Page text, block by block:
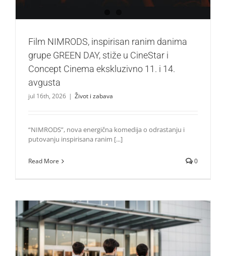
Film NIMRODS, inspirisan ranim danima
grupe GREEN DAY, stiže u CineStar i
Concept Cinema ekskluzivno 11. i 14.
avgusta
jul 16th, 2026 | Život i zabava
“NIMRODS”, nova energična komedija o odrastanju i
putovanju inspirisana ranim [...]
Read More 0